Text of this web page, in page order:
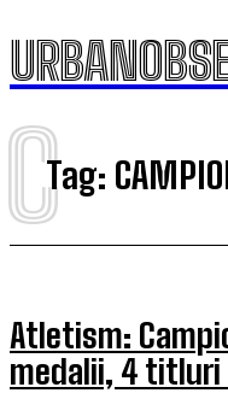
Tag:
C
Atletism:
medalii, 4 titluri